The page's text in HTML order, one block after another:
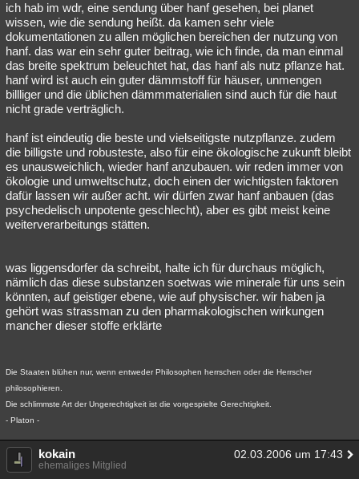
ich hab im wdr, eine sendung über hanf gesehen, bei planet
wissen, wie die sendung heißt. da kamen sehr viele
dokumentationen zu allen möglichen bereichen der nutzung von
hanf. das war ein sehr guter beitrag, wie ich finde, da man einmal
das breite spektrum beleuchtet hat, das hanf als nutz pflanze hat.
hanf wird ist auch ein guter dämmstoff für häuser, unmengen
billliger und die üblichen dämmmaterialien sind auch für die haut
nicht grade verträglich.
hanf ist eindeutig die beste und vielseitigste nutzpflanze. zudem
die billigste und robusteste, also für eine ökologische zukunft bleibt
es unausweichlich, wieder hanf anzubauen. wir reden immer von
ökologie und umweltschutz, doch einen der wichtigsten faktoren
dafür lassen wir außer acht. wir dürfen zwar hanf anbauen (das
psychedelisch unpotente geschlecht), aber es gibt meist keine
weiterverarbeitungs stätten.
was liggensdorfer da schreibt, halte ich für durchaus möglich,
nämlich das diese substanzen soetwas wie minerale für uns sein
könnten, auf geistiger ebene, wie auf physischer. wir haben ja
gehört was strassman zu den pharmakologischen wirkungen
mancher dieser stoffe erklärte
Die Staaten blühen nur, wenn entweder Philosophen herrschen oder die Herrscher
philosophieren.
Die schlimmste Art der Ungerechtigkeit ist die vorgespielte Gerechtigkeit.
- Platon -
kokain 02.03.2006 um 17:43
ehemaliges Mitglied